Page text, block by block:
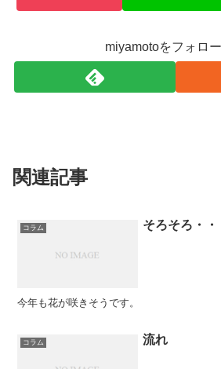
miyamotoをフォロ
関連記事
コラム そろそろ・・
今年も花が咲きそうです。
コラム 流れ